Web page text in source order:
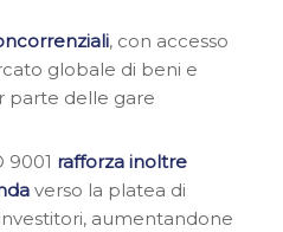
, con accesso
globale di beni e
parte delle gare
9001 rafforza inoltre
verso la platea di
aumentandone